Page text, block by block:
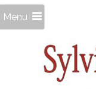
Menu